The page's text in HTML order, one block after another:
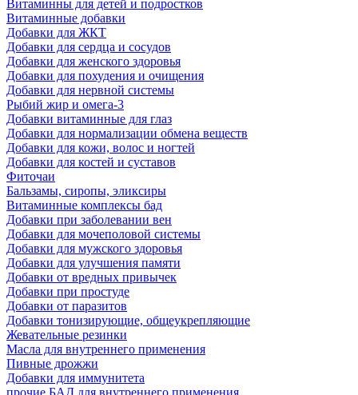
Витаминны для детей и подростков
Витаминные добавки
Добавки для ЖКТ
Добавки для сердца и сосудов
Добавки для женского здоровья
Добавки для похудения и очищения
Добавки для нервной системы
Рыбий жир и омега-3
Добавки витаминные для глаз
Добавки для нормализации обмена веществ
Добавки для кожи, волос и ногтей
Добавки для костей и суставов
Фиточаи
Бальзамы, сиропы, эликсиры
Витаминные комплексы бад
Добавки при заболевании вен
Добавки для мочеполовой системы
Добавки для мужского здоровья
Добавки для улучшения памяти
Добавки от вредных привычек
Добавки при простуде
Добавки от паразитов
Добавки тонизирующие, общеукрепляющие
Жевательные резинки
Масла для внутреннего применения
Пивные дрожжи
Добавки для иммунитета
прочие БАД для внутреннего применения